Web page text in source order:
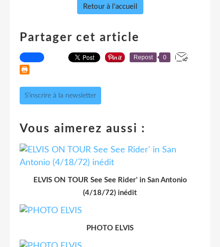
Retour à l'accueil
Partager cet article
Repost 0
S'inscrire à la newsletter
Vous aimerez aussi :
ELVIS ON TOUR See See Rider' in San Antonio
(4/18/72) inédit
PHOTO ELVIS